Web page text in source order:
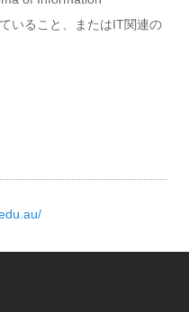
いること、またはIT関連の